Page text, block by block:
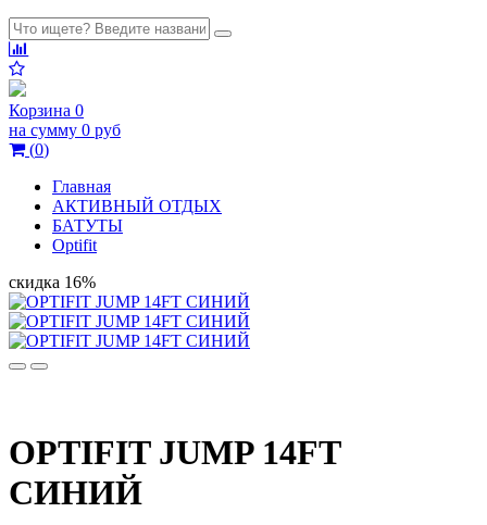
Корзина 0
на сумму 0 руб
(0)
Главная
АКТИВНЫЙ ОТДЫХ
БАТУТЫ
Optifit
скидка 16%
OPTIFIT JUMP 14FT
СИНИЙ